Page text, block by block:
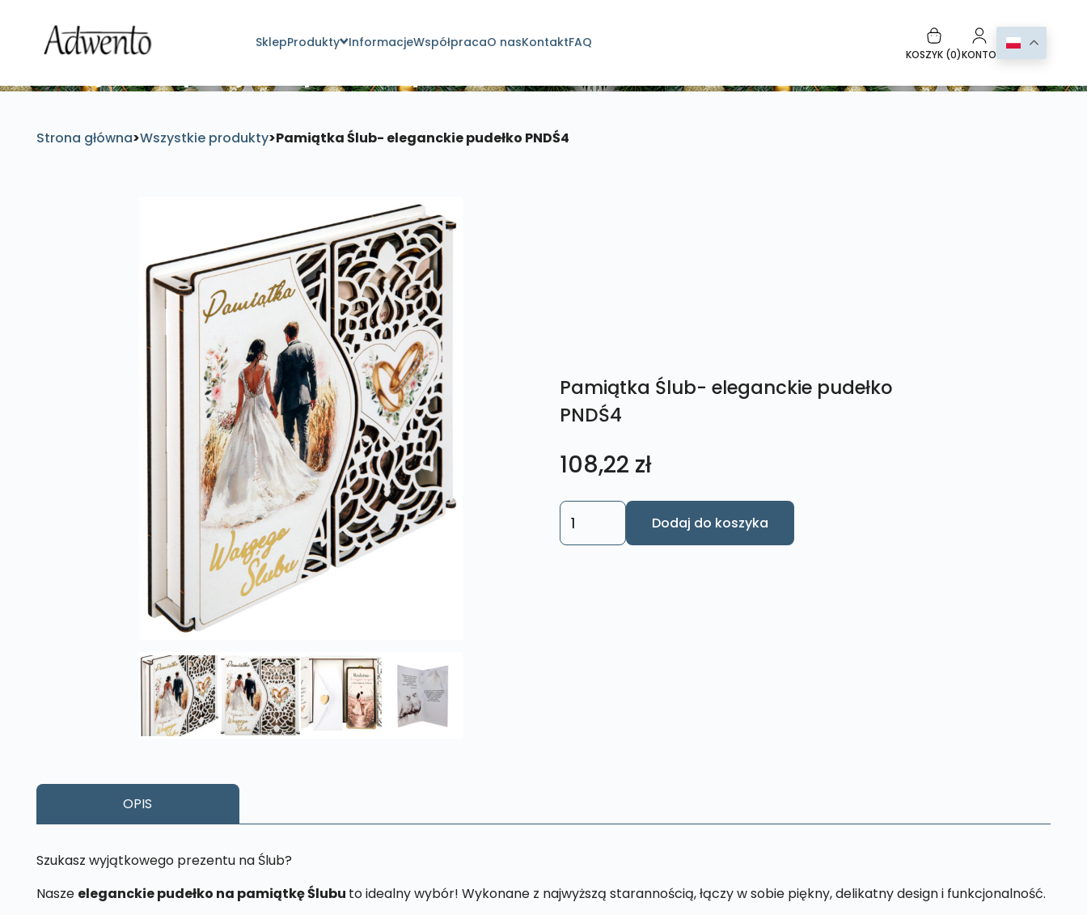
SklepProdukty InformacjeWspółpracaO nasKontaktFAQ
KOSZYK (0)KONTO
Strona główna>Wszystkie produkty>Pamiątka Ślub- eleganckie pudełko PNDŚ4
Pamiątka Ślub- eleganckie pudełko
PNDŚ4
108,22 zł
ilość
Pamiątka
Dodaj do koszyka
OPIS
Szukasz wyjątkowego prezentu na Ślub?
Nasze eleganckie pudełko na pamiątkę Ślubu to idealny wybór! Wykonane z najwyższą starannością, łączy w sobie piękny, delikatny design i funkcjonalność.